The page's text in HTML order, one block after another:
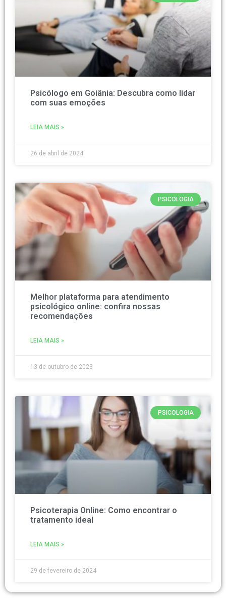
Psicólogo em Goiânia: Descubra como lidar
com suas emoções
LEIA MAIS »
26 de abril de 2024
PSICOLOGIA
Melhor plataforma para atendimento
psicológico online: confira nossas
recomendações
LEIA MAIS »
13 de outubro de 2023
PSICOLOGIA
Psicoterapia Online: Como encontrar o
tratamento ideal
LEIA MAIS »
29 de fevereiro de 2024